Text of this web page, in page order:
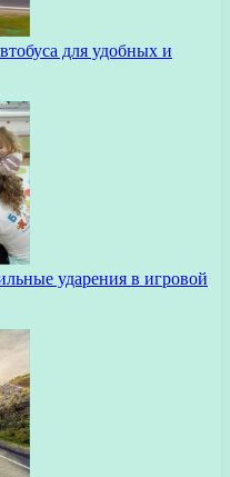
для удобных и
ударения в игровой